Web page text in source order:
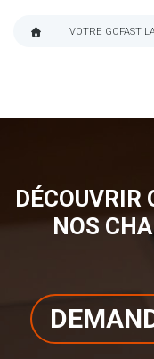
VOTRE GOFAST
DÉCOUVRIR
NOS